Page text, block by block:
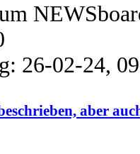
26-02-24,
aber